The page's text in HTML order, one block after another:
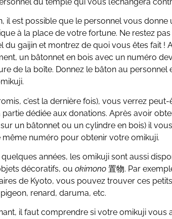
il est possible que le personnel vous donne
à la place de votre fortune. Ne restez pas
du gaijin et montrez de quoi vous êtes fait !
un bâtonnet en bois avec un numéro
de la boîte. Donnez le bâton au personnel
c’est la dernière fois), vous verrez
partie dédiée aux donations. Après avoir
sur un bâtonnet ou un cylindre en bois) il
même numéro pour obtenir votre omikuji.
quelques années, les omikuji sont aussi
décoratifs, ouokimono 置物. Par
de Kyoto, vous pouvez trouver ces
renard, daruma, etc.
il faut comprendre si votre omikuji vous